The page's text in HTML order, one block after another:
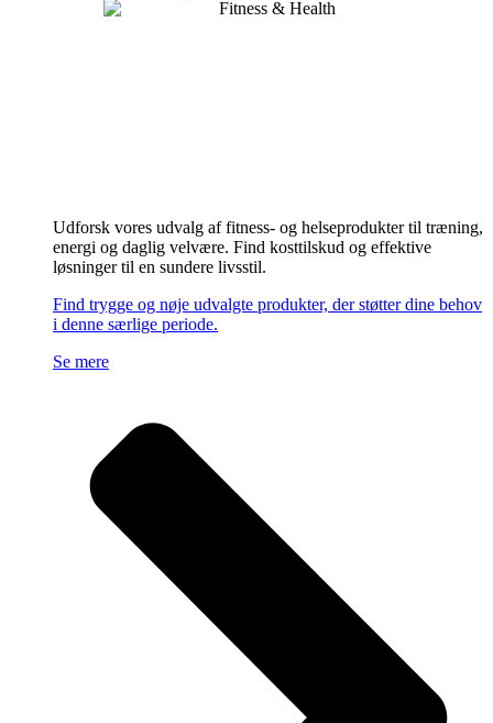
Udforsk vores udvalg af fitness- og helseprodukter til træning,
energi og daglig velvære. Find kosttilskud og effektive
løsninger til en sundere livsstil.
Find trygge og nøje udvalgte produkter, der støtter dine behov
i denne særlige periode.
Se mere